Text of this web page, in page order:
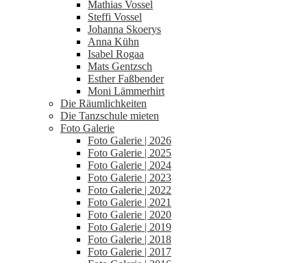
Mathias Vossel
Steffi Vossel
Johanna Skoerys
Anna Kühn
Isabel Rogaa
Mats Gentzsch
Esther Faßbender
Moni Lämmerhirt
Die Räumlichkeiten
Die Tanzschule mieten
Foto Galerie
Foto Galerie | 2026
Foto Galerie | 2025
Foto Galerie | 2024
Foto Galerie | 2023
Foto Galerie | 2022
Foto Galerie | 2021
Foto Galerie | 2020
Foto Galerie | 2019
Foto Galerie | 2018
Foto Galerie | 2017